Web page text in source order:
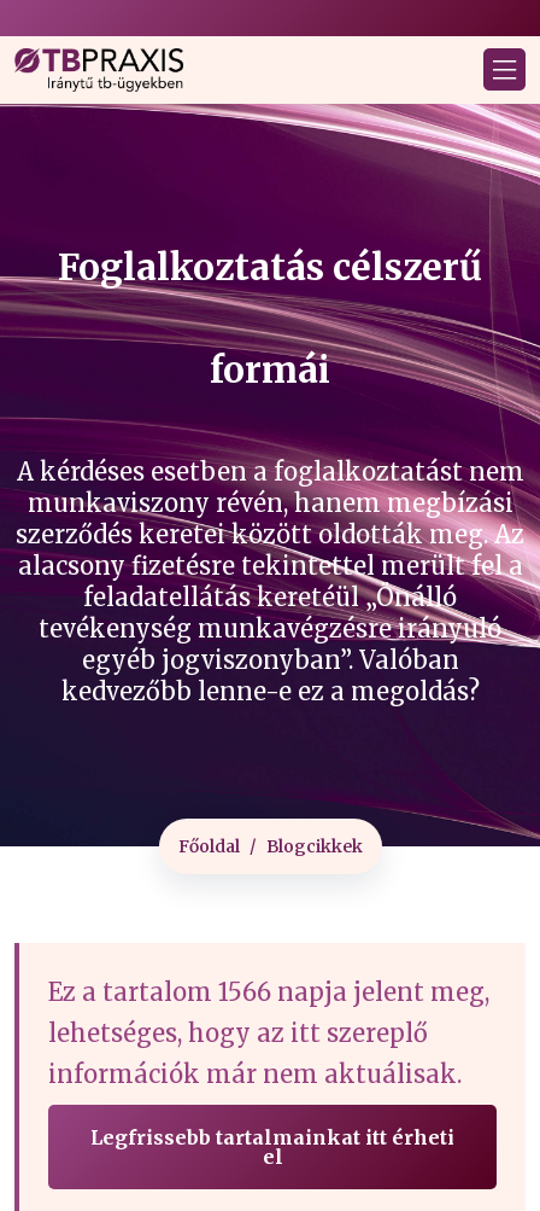
Foglalkoztatás célszerű
formái
A kérdéses esetben a foglalkoztatást nem
munkaviszony révén, hanem megbízási
szerződés keretei között oldották meg. Az
alacsony fizetésre tekintettel merült fel a
feladatellátás keretéül „Önálló
tevékenység munkavégzésre irányuló
egyéb jogviszonyban”. Valóban
kedvezőbb lenne-e ez a megoldás?
Főoldal Blogcikkek
Ez a tartalom 1566 napja jelent meg,
lehetséges, hogy az itt szereplő
információk már nem aktuálisak.
Legfrissebb tartalmainkat itt érheti
el